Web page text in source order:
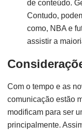
de conteúdo.
Contudo,
como, NBA e
assistir a
Com o tempo e as
comunicação estão
modificam para ser
principalmente.